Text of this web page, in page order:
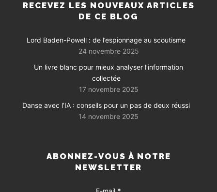
RECEVEZ LES NOUVEAUX ARTICLES
DE CE BLOG
Lord Baden-Powell : de l’espionnage au scoutisme
24 novembre 2025
Un livre blanc pour mieux analyser l’information
collectée
17 novembre 2025
Danse avec l’IA : conseils pour un pas de deux réussi
14 novembre 2025
ABONNEZ-VOUS À NOTRE
NEWSLETTER